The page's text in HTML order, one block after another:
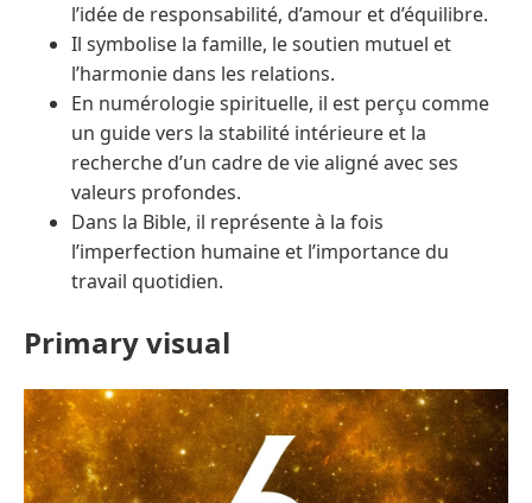
l’idée de responsabilité, d’amour et d’équilibre.
Il symbolise la famille, le soutien mutuel et
l’harmonie dans les relations.
En numérologie spirituelle, il est perçu comme
un guide vers la stabilité intérieure et la
recherche d’un cadre de vie aligné avec ses
valeurs profondes.
Dans la Bible, il représente à la fois
l’imperfection humaine et l’importance du
travail quotidien.
Primary visual